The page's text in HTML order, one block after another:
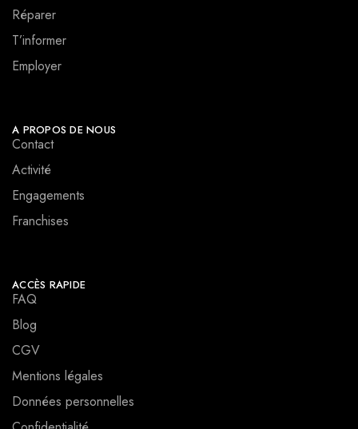
Réparer
T’informer
Employer
A PROPOS DE NOUS
Contact
Activité
Engagements
Franchises
ACCÈS RAPIDE
FAQ
Blog
CGV
Mentions légales
Données personnelles